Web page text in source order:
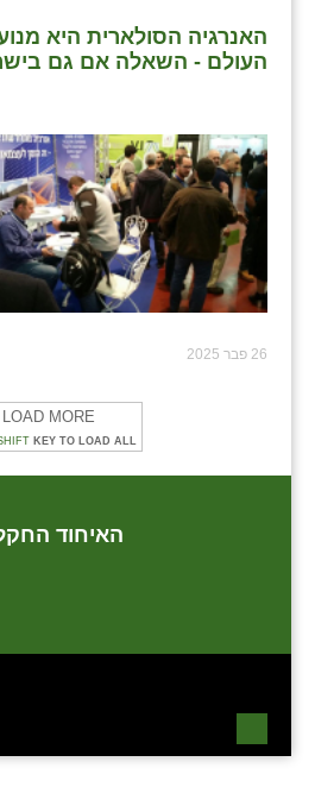
האנרגיה הסולארית היא
העולם - השאלה אם גם
26 פבר 2025
LOAD MORE
KEY TO LOAD ALL
האיחוד